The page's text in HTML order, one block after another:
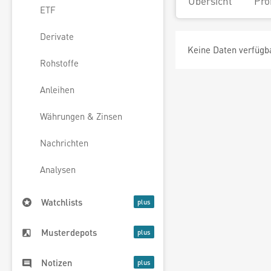
ETF
Derivate
Rohstoffe
Anleihen
Währungen & Zinsen
Nachrichten
Analysen
Watchlists
Musterdepots
Notizen
Keine Daten